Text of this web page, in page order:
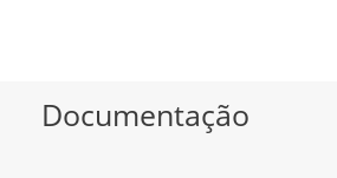
Documentação